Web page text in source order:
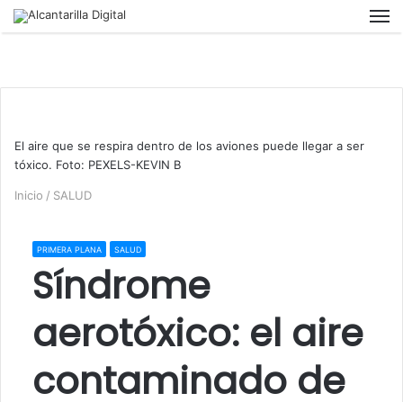
El aire que se respira dentro de los aviones puede llegar a ser
tóxico. Foto: PEXELS-KEVIN B
Inicio / SALUD
PRIMERA PLANA SALUD
Síndrome
aerotóxico: el aire
contaminado de